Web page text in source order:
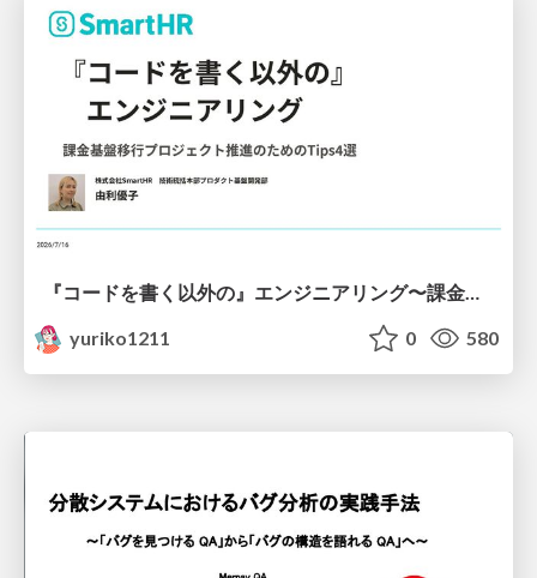
『コードを書く以外の』エンジニアリング〜課金基盤移行プロジェクト推進のためのTips4選
yuriko1211
0 580